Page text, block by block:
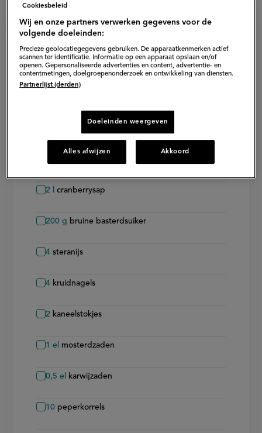
Ingrediënten voor gevulde
kerstkalkoen
8personen
2 cranberrysap
200 g bruine basterdsuiker
4 steranijs
4 kruidnagels
2 kaneelstokjes
1 el mosterdzaden
0,5 el karwijzaden
10 peperkorrels
Cookiesbeleid
Wij en onze partners verwerken gegevens voor de
volgende doeleinden:
Precieze geolocatiegegevens gebruiken. De apparaatkenmerken actief
scannen ter identificatie. Informatie op een apparaat opslaan en/of
openen. Gepersonaliseerde advertenties en content, advertentie- en
contentmetingen, doelgroepenonderzoek en ontwikkeling van diensten.
Partnerlijst (derden)
Doeleinden weergeven
Alles afwijzen Akkoord